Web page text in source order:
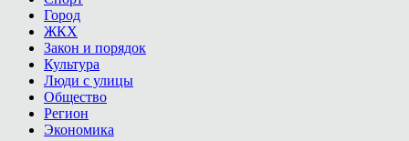
Город
ЖКХ
Закон и порядок
Культура
Люди с улицы
Общество
Регион
Экономика